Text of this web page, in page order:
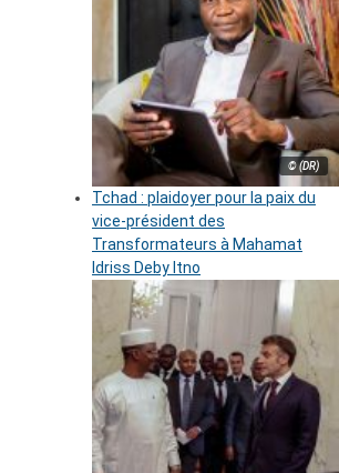
© (DR)
Tchad : plaidoyer pour la paix du
vice-président des
Transformateurs à Mahamat
Idriss Deby Itno